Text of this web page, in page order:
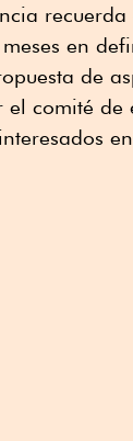
recuerda
en
de
el comité de